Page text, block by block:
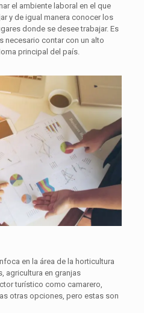
el ambiente laboral en el que
y de igual manera conocer los
donde se desee trabajar. Es
necesario contar con un alto
principal del país.
en la área de la horticultura
agricultura en granjas
turístico como camarero,
otras opciones, pero estas son